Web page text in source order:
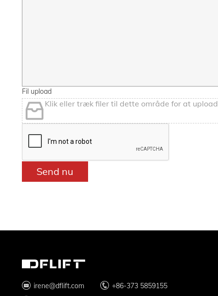
Fil upload
Klik eller træk filer til dette område for at
Send nu
irene@dflift.com
+86-373 5859155